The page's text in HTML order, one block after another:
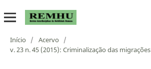
Início / Acervo
/
v. 23 n. 45 (2015): Criminalização das migrações